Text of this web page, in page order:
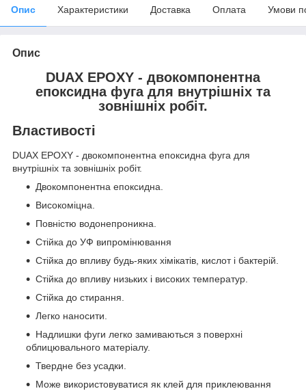
Опис Характеристики Доставка Оплата Умови
Опис
DUAX EPOXY - двокомпонентна
епоксидна фуга для внутрішніх та
зовнішніх робіт.
Властивості
DUAX EPOXY - двокомпонентна епоксидна фуга для
внутрішніх та зовнішніх робіт.
Двокомпонентна епоксидна.
Високоміцна.
Повністю водонепроникна.
Стійка до УФ випромінювання
Стійка до впливу будь-яких хімікатів, кислот і бактерій.
Стійка до впливу низьких і високих температур.
Стійка до стирання.
Легко наносити.
Надлишки фуги легко замиваються з поверхні
облицювального матеріалу.
Твердне без усадки.
Може використовуватися як клей для приклеювання